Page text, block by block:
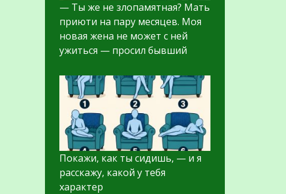
— Ты же не злопамятная? Мать
приюти на пару месяцев. Моя
новая жена не может с ней
ужиться — просил бывший
Покажи, как ты сидишь, — и я
расскажу, какой у тебя
характер